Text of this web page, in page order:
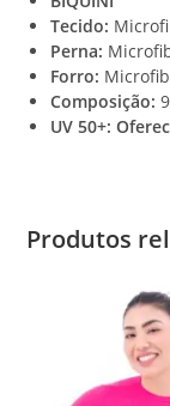
Tecido:
Perna:
Forro:
Composição:
UV 50+:
Produtos